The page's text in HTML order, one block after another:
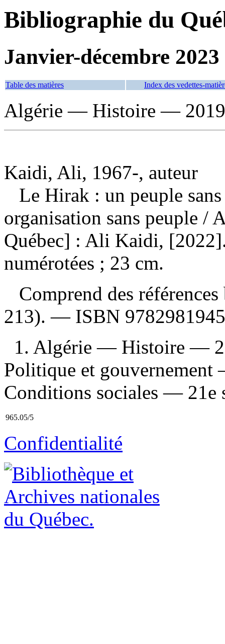
Bibliographie du
Janvier-décembre 2023
Table des matières Index des vedettes-
Algérie — Histoire —
Kaidi, Ali, 1967-, auteur
Le Hirak : un peuple
organisation sans peuple /
Québec] : Ali Kaidi,
numérotées ; 23 cm.
Comprend des
213). — ISBN
1. Algérie — Histoire —
Politique et
Conditions sociales — 21e
965.05/5
Confidentialité